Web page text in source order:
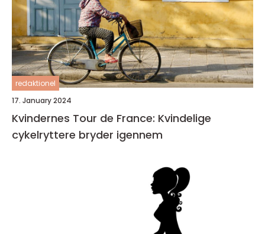
redaktionel
17. January 2024
Kvindernes Tour de France: Kvindelige
cykelryttere bryder igennem